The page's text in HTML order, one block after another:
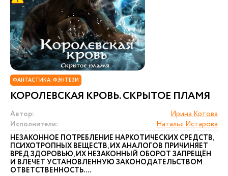
ФАНТАСТИКА. ФЭНТЕЗИ
КОРОЛЕВСКАЯ КРОВЬ. СКРЫТОЕ ПЛАМЯ
Автор:
Ирина Котова
Исполнители:
Наталья Истарова
НЕЗАКОННОЕ ПОТРЕБЛЕНИЕ НАРКОТИЧЕСКИХ СРЕДСТВ,
ПСИХОТРОПНЫХ ВЕЩЕСТВ, ИХ АНАЛОГОВ ПРИЧИНЯЕТ
ВРЕД ЗДОРОВЬЮ, ИХ НЕЗАКОННЫЙ ОБОРОТ ЗАПРЕЩЁН
И ВЛЕЧЕТ УСТАНОВЛЕННУЮ ЗАКОНОДАТЕЛЬСТВОМ
ОТВЕТСТВЕННОСТЬ. ...